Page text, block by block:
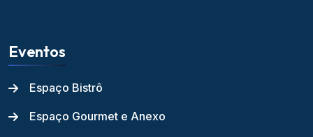
Eventos
Espaço Bistrô
Espaço Gourmet e Anexo